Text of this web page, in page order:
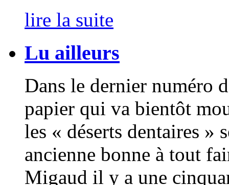
lire la suite
Lu ailleurs
Dans le dernier numéro
papier qui va bientôt
les « déserts dentaires »
ancienne bonne à tout
Migaud il y a une